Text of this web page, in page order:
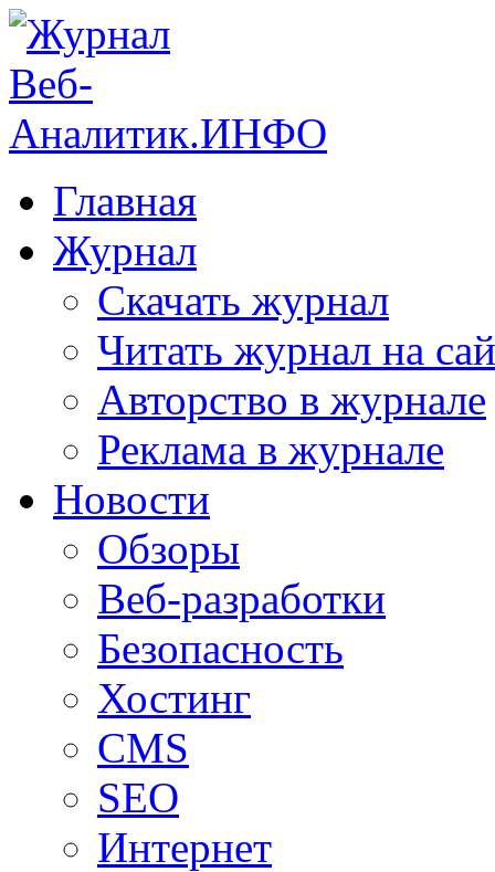
Главная
Журнал
Скачать журнал
Читать журнал на
Авторство в журнале
Реклама в журнале
Новости
Обзоры
Веб-разработки
Безопасность
Хостинг
CMS
SEO
Интернет